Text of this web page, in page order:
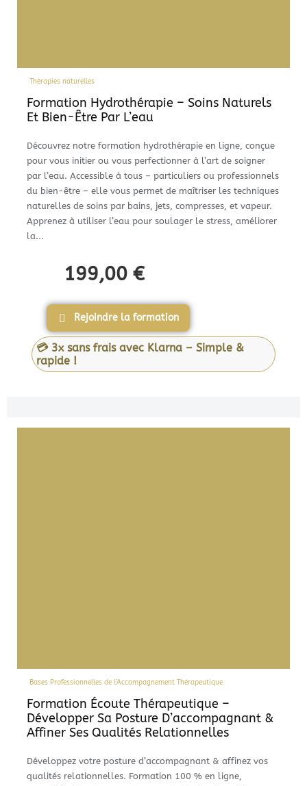
Thérapies naturelles
Formation Hydrothérapie – Soins Naturels
Et Bien-Être Par L’eau
Découvrez notre formation hydrothérapie en ligne, conçue
pour vous initier ou vous perfectionner à l’art de soigner
par l’eau. Accessible à tous – particuliers ou professionnels
du bien-être – elle vous permet de maîtriser les techniques
naturelles de soins par bains, jets, compresses, et vapeur.
Apprenez à utiliser l’eau pour soulager le stress, améliorer
la...
199,00 €
Rejoindre la formation
💳 3x sans frais avec Klarna – Simple &
rapide !
Bases Professionnelles de l’Accompagnement Thérapeutique
Formation Écoute Thérapeutique –
Développer Sa Posture D’accompagnant &
Affiner Ses Qualités Relationnelles
Développez votre posture d’accompagnant & affinez vos
qualités relationnelles. Formation 100 % en ligne,